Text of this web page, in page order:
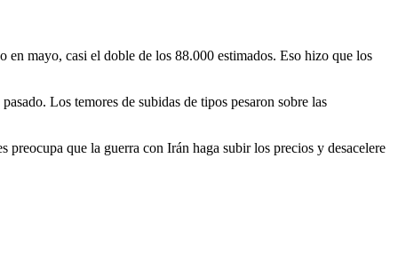
mayo, casi el doble de los 88.000 estimados. Eso hizo que los
Los temores de subidas de tipos pesaron sobre las
que la guerra con Irán haga subir los precios y desacelere